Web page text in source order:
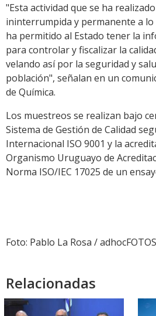
"Esta actividad que se ha
ininterrumpida y permanente a lo
ha permitido al Estado tener la
para controlar y fiscalizar la
velando así por la seguridad y
población", señalan en un
de Química.
Los muestreos se realizan bajo
Sistema de Gestión de Calidad
Internacional ISO 9001 y la
Organismo Uruguayo de
Norma ISO/IEC 17025 de un
Foto: Pablo La Rosa /
Relacionadas